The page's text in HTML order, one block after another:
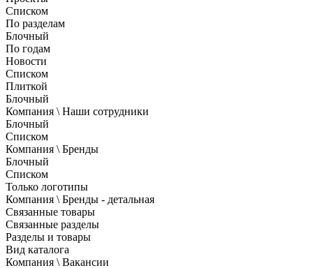
Списком
По разделам
Блочный
По годам
Новости
Списком
Плиткой
Блочный
Компания \ Наши сотрудники
Блочный
Списком
Компания \ Бренды
Блочный
Списком
Только логотипы
Компания \ Бренды - детальная
Связанные товары
Связанные разделы
Разделы и товары
Вид каталога
Компания \ Вакансии